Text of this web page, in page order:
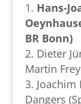
Hans-
BR Bonn)
Dieter
Martin
Joachim
Dangers